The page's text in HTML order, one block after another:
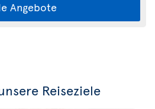
Angebote
Reiseziele